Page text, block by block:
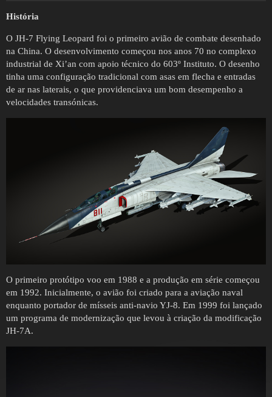
História
O JH-7 Flying Leopard foi o primeiro avião de combate desenhado
na China. O desenvolvimento começou nos anos 70 no complexo
industrial de Xi’an com apoio técnico do 603º Instituto. O desenho
tinha uma configuração tradicional com asas em flecha e entradas
de ar nas laterais, o que providenciava um bom desempenho a
velocidades transónicas.
O primeiro protótipo voo em 1988 e a produção em série começou
em 1992. Inicialmente, o avião foi criado para a aviação naval
enquanto portador de mísseis anti-navio YJ-8. Em 1999 foi lançado
um programa de modernização que levou à criação da modificação
JH-7A.